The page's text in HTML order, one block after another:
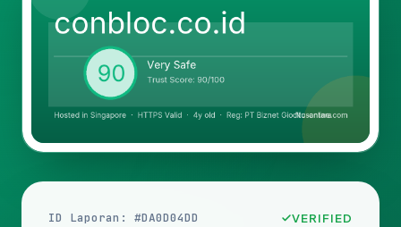
ID Laporan: #DA0D04DD VERIFIED